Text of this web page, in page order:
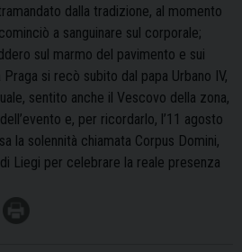
dalla tradizione, al momento
a sanguinare sul corporale;
sul marmo del pavimento e sui
si recò subito dal papa Urbano IV,
sentito anche il Vescovo della zona,
e, per ricordarlo, l’11 agosto
la solennità chiamata Corpus Domini,
Liegi per celebrare la reale presenza